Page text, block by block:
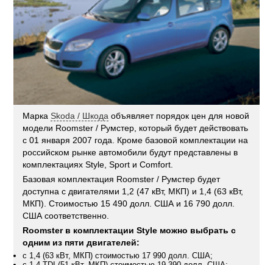
Марка Skoda / Шкода объявляет порядок цен для новой
модели Roomster / Румстер, который будет действовать
с 01 января 2007 года. Кроме базовой комплектации на
российском рынке автомобили будут представлены в
комплектациях Style, Sport и Comfort.
Базовая комплектация Roomster / Румстер будет
доступна с двигателями 1,2 (47 кВт, МКП) и 1,4 (63 кВт,
МКП). Стоимостью 15 490 долл. США и 16 790 долл.
США соответственно.
Roomster в комплектации Style можно выбрать с
одним из пяти двигателей:
с 1,4 (63 кВт, МКП) стоимостью 17 990 долл. США;